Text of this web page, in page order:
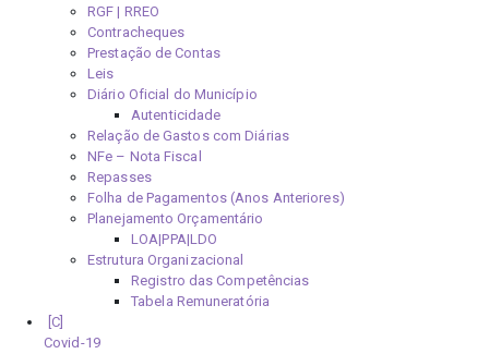
RGF | RREO
Contracheques
Prestação de Contas
Leis
Diário Oficial do Município
Autenticidade
Relação de Gastos com Diárias
NFe – Nota Fiscal
Repasses
Folha de Pagamentos (Anos Anteriores)
Planejamento Orçamentário
LOA|PPA|LDO
Estrutura Organizacional
Registro das Competências
Tabela Remuneratória
Covid-19